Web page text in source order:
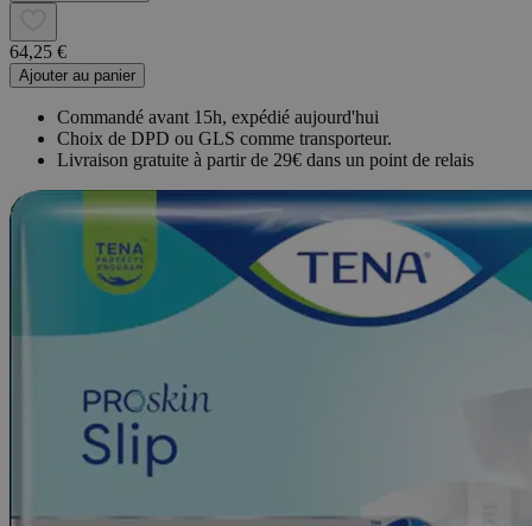
64,25 €
Ajouter au panier
Commandé avant 15h, expédié aujourd'hui
Choix de DPD ou GLS comme transporteur.
Livraison gratuite à partir de 29€ dans un point de relais